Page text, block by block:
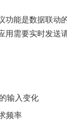
功能是数据联动
用需要实时发送
输入变化
频率